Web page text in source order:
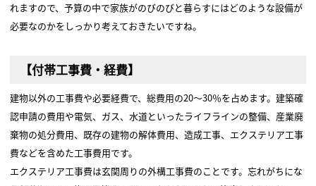
れますので、予算の中で家族がのびのびと暮らすにはどのような設備が
必要なのかをしっかり考えておきたいですね。
【付帯工事費・経費】
建物以外の工事費や必要経費で、総費用の20～30％を占めます。建築確
認申請の費用や電気、ガス、水道といったライフラインの整備、産業廃
棄物の処分費用、既存の建物の解体費用、造成工事、エクステリア工事
費などを含めた工事費用です。
エクステリア工事費は玄関周りの外構工事費のことです。忘れがちにな